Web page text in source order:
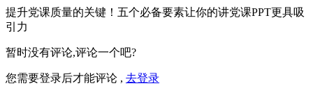
提升党课质量的关键！五个必备要素让你的讲党课PPT更具吸
引力
暂时没有评论,评论一个吧?
您需要登录后才能评论 , 去登录